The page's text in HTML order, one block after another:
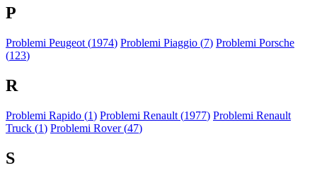
P
Problemi Peugeot (1974) Problemi Piaggio (7) Problemi Porsche
(123)
R
Problemi Rapido (1) Problemi Renault (1977) Problemi Renault
Truck (1) Problemi Rover (47)
S